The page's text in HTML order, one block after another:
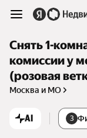
Снять 1-
комиссии у
(розовая
Москва и МО
AI 3